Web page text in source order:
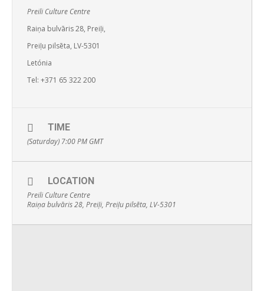
Preili Culture Centre
Raiņa bulvāris 28, Preiļi,
Preiļu pilsēta, LV-5301
Letónia
Tel: +371 65 322 200
TIME
(Saturday) 7:00 PM GMT
LOCATION
Preili Culture Centre
Raiņa bulvāris 28, Preiļi, Preiļu pilsēta, LV-5301